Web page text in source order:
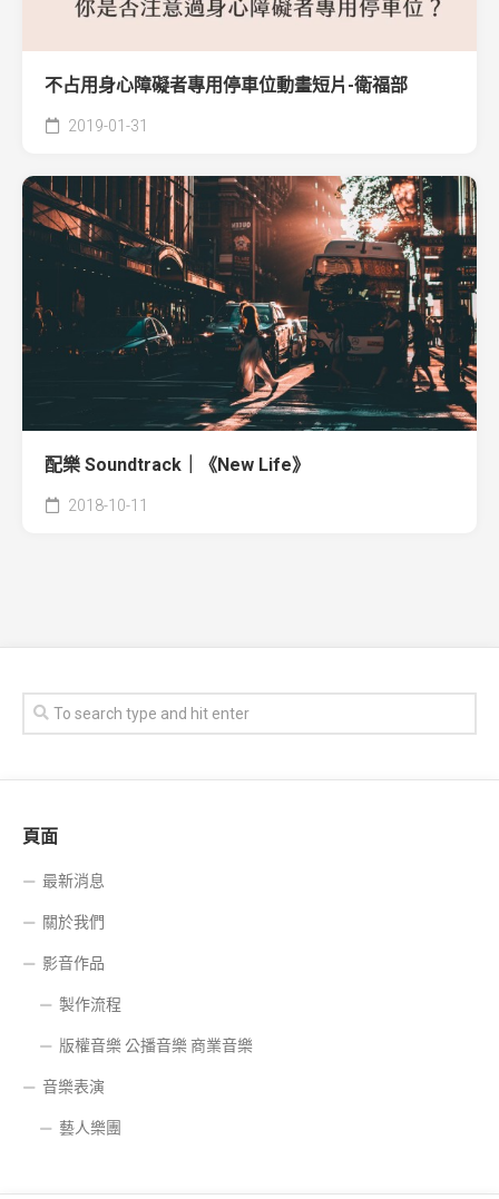
不占用身心障礙者專用停車位動畫短片-衛福部
2019-01-31
配樂 Soundtrack｜《New Life》
2018-10-11
頁面
最新消息
關於我們
影音作品
製作流程
版權音樂 公播音樂 商業音樂
音樂表演
藝人樂團